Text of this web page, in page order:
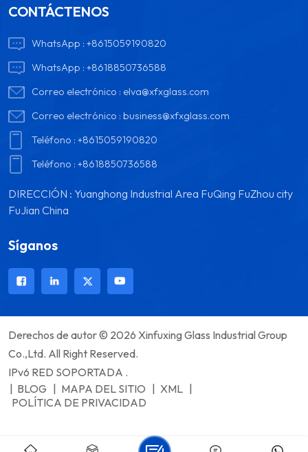
CONTÁCTENOS
WhatsApp :+8615059190820
WhatsApp :+8618850736588
Correo electrónico : elva@xfxglass.com
Correo electrónico :business@xfxglass.com
Teléfono :+8615059190820
Teléfono :+8618850736588
DIRECCIÓN : Yuanghong Industrial Area FuQing FuZhou city
FuJian China
Síganos
Derechos de autor © 2026 Xinfuxing Glass Industrial Group
Co.,Ltd. All Right Reserved.
IPv6 RED SOPORTADA .
BLOG MAPA DEL SITIO XML
POLÍTICA DE PRIVACIDAD